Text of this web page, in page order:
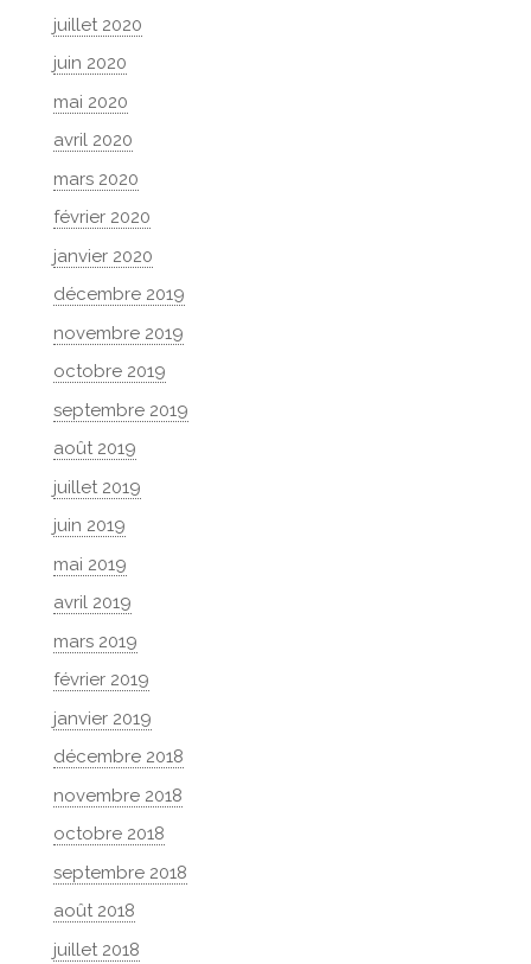
juillet 2020
juin 2020
mai 2020
avril 2020
mars 2020
février 2020
janvier 2020
décembre 2019
novembre 2019
octobre 2019
septembre 2019
août 2019
juillet 2019
juin 2019
mai 2019
avril 2019
mars 2019
février 2019
janvier 2019
décembre 2018
novembre 2018
octobre 2018
septembre 2018
août 2018
juillet 2018